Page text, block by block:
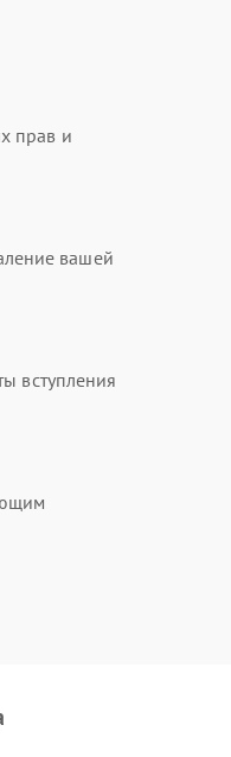
прав и
вашей
вступления